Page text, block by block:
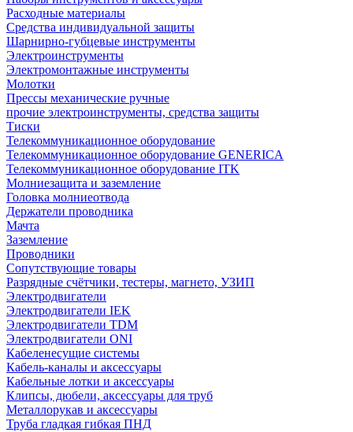
Расходные материалы
Средства индивидуальной защиты
Шарнирно-губцевые инструменты
Электроинструменты
Электромонтажные инструменты
Молотки
Прессы механические ручные
прочие электроинструменты, средства защиты
Тиски
Телекоммуникационное оборудование
Телекоммуникационное оборудование GENERICA
Телекоммуникационное оборудование ITK
Молниезащита и заземление
Головка молниеотвода
Держатели проводника
Мачта
Заземление
Проводники
Сопутствующие товары
Разрядные счётчики, тестеры, магнето, УЗИП
Электродвигатели
Электродвигатели IEK
Электродвигатели TDM
Электродвигатели ONI
Кабеленесущие системы
Кабель-каналы и аксессуары
Кабельные лотки и аксессуары
Клипсы, дюбели, аксессуары для труб
Металлорукав и аксессуары
Труба гладкая гибкая ПНД